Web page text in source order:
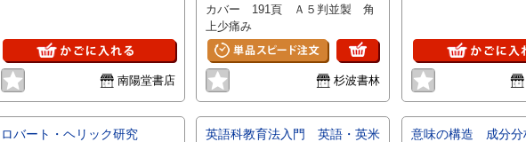
南陽堂書店
カバー 191頁 Ａ５判並製 角
上少痛み
杉波書林
ロバート・ヘリック研究
英語科教育法入門 英語・英米
意味の構造 成分分